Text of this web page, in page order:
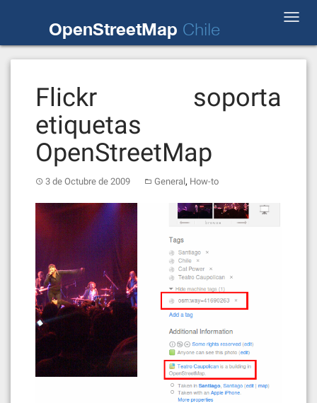
OpenStreetMap Chile
Flickr soporta
etiquetas
OpenStreetMap
3 de Octubre de 2009 General, How-to